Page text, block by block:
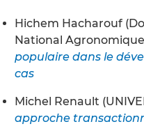
Hichem Hacharouf
National Agronomique
populaire dans le
cas
Michel Renault
approche